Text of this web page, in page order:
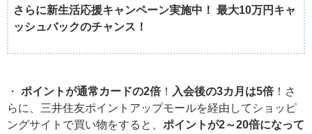
さらに新生活応援キャンペーン実施中！ 最大10万円キャ
ッシュバックのチャンス！
・ ポイントが通常カードの2倍！ 入会後の3カ月は5倍！さ
らに、三井住友ポイントアップモールを経由してショッピ
ングサイトで買い物をすると、 ポイントが2～20倍になって